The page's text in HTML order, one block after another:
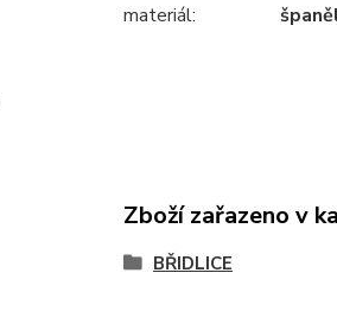
materiál:
Zboží zařazeno v
BŘIDLICE